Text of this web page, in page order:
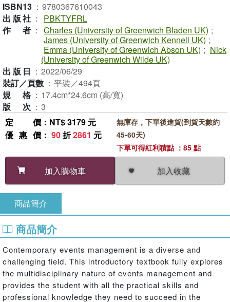
ISBN13 ： 9780367610043
出版社 ：
PBKTYFRL
作者 ： Charles (University of Greenwich Bladen UK) ;
James (University of Greenwich Kennell UK) ;
Emma (University of Greenwich Abson UK) ; Nick
(University of Greenwich Wilde UK)
出版日 ： 2022/06/29
裝訂／頁數 ： 平裝／494頁
規格 ： 17.4cm*24.6cm (高/寬)
版次 ： 3
定價 ：NT$ 3179 元
優惠價 ： 90折2861 元
加入購物車 加入收藏
無庫存，下單後進貨(到貨天數約
45-60天)
下單可得紅利積點 ：85 點
商品簡介
商品簡介
Contemporary events management is a diverse and
challenging field. This introductory textbook fully explores
the multidisciplinary nature of events management and
provides the student with all the practical skills and
professional knowledge they need to succeed in the